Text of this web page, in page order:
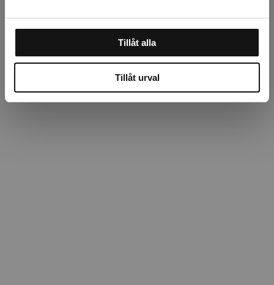
Tillåt alla
Tillåt urval